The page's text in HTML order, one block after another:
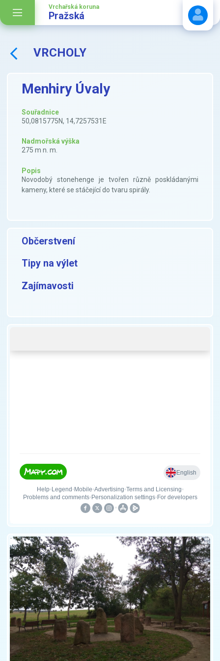
Vrchařská koruna
Pražská
VRCHOLY
Menhiry Úvaly
Souřadnice
50,0815775N, 14,7257531E
Nadmořská výška
275 m n. m.
Popis
Novodobý stonehenge je tvořen různě poskládanými
kameny, které se stáčející do tvaru spirály.
Občerstvení
Tipy na výlet
Zajímavosti